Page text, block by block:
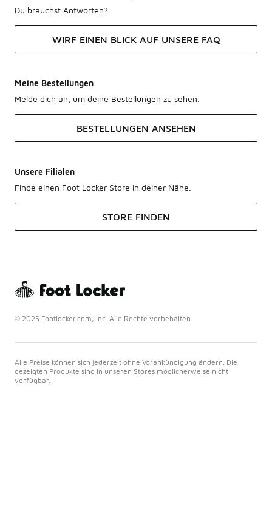
Du brauchst Antworten?
WIRF EINEN BLICK AUF UNSERE FAQ
Meine Bestellungen
Melde dich an, um deine Bestellungen zu sehen.
BESTELLUNGEN ANSEHEN
Unsere Filialen
Finde einen Foot Locker Store in deiner Nähe.
STORE FINDEN
© 2025 Footlocker.com, Inc. Alle Rechte vorbehalten
Alle Preise können sich jederzeit ohne Vorankündigung ändern. Die
gezeigten Produkte sind in unseren Stores möglicherweise nicht
verfügbar.